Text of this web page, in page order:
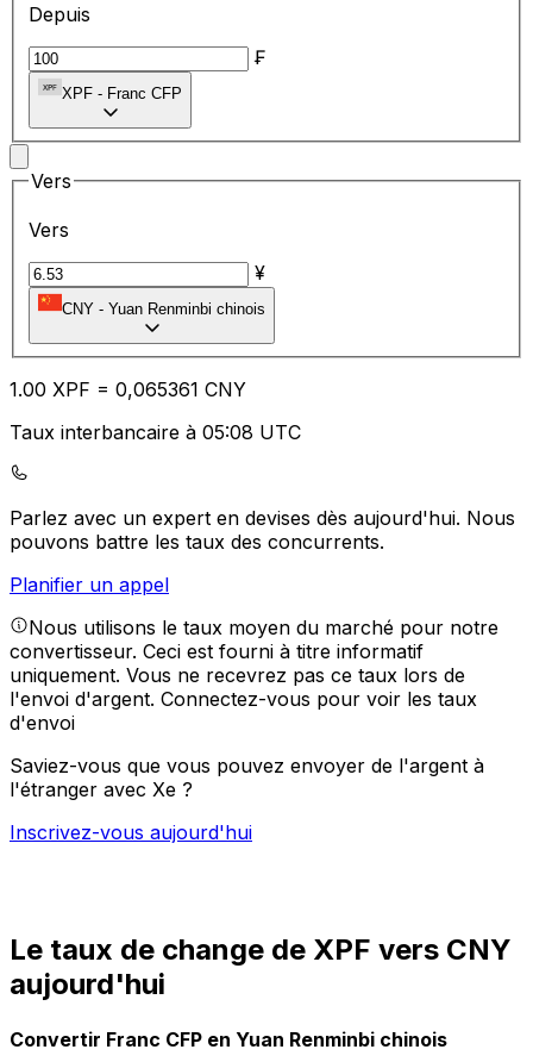
Depuis
₣
XPF - Franc CFP
Vers
Vers
¥
CNY - Yuan Renminbi chinois
1.00 XPF = 0,065361 CNY
Taux interbancaire à 05:08 UTC
Parlez avec un expert en devises dès aujourd'hui. Nous
pouvons battre les taux des concurrents.
Planifier un appel
Nous utilisons le taux moyen du marché pour notre
convertisseur. Ceci est fourni à titre informatif
uniquement. Vous ne recevrez pas ce taux lors de
l'envoi d'argent. Connectez-vous pour voir les taux
d'envoi
Saviez-vous que vous pouvez envoyer de l'argent à
l'étranger avec Xe ?
Inscrivez-vous aujourd'hui
Le taux de change de XPF vers CNY
aujourd'hui
Convertir Franc CFP en Yuan Renminbi chinois